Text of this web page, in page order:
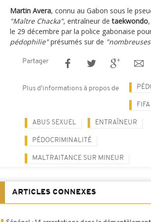
Martin Avera, connu au Gabon sous le
"Maître Chacka", entraîneur detaekwondo
le 29 décembre par la police gabonaise
pédophilie"présumés sur de
Partager
Plus d'informations à propos de
FIFA
ABUS SEXUEL ENTRAÎNEUR
PÉDOCRIMINALITÉ
MALTRAITANCE SUR MINEUR
ARTICLES CONNEXES